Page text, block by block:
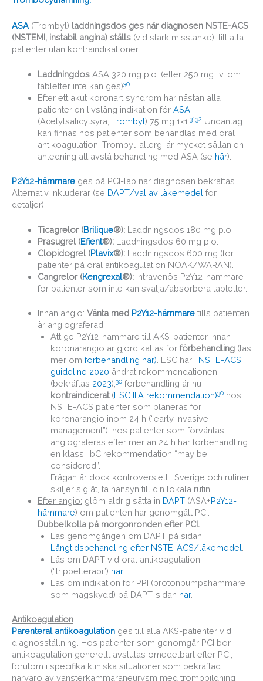
ASA (Trombyl) laddningsdos ges när diagnosen NSTE-ACS
(NSTEMI, instabil angina) ställs (vid stark misstanke), till alla
patienter utan kontraindikationer.
Laddningdos ASA 320 mg p.o. (eller 250 mg i.v. om
tabletter inte kan ges)30
Efter ett akut koronart syndrom har nästan alla
patienter en livslång indikation för ASA
(Acetylsalicylsyra, Trombyl) 75 mg 1×1. 3132 Undantag
kan finnas hos patienter som behandlas med oral
antikoagulation. Trombyl-allergi är mycket sällan en
anledning att avstå behandling med ASA (se här).
P2Y12-hämmare ges på PCI-lab när diagnosen bekräftas.
Alternativ inkluderar (se DAPT/val av läkemedel för
detaljer):
Ticagrelor (Brilique®):Laddningsdos 180 mg p.o.
Prasugrel (Efient®):Laddningsdos 60 mg p.o.
Clopidogrel (Plavix®):Laddningsdos 600 mg (för
patienter på oral antikoagulation NOAK/WARAN).
Cangrelor (Kengrexal®):Intravenös P2Y12-hämmare
för patienter som inte kan svälja/absorbera tabletter.
Innan angio: Vänta med P2Y12-hämmaretills patienten
är angiograferad:
Att ge P2Y12-hämmare till AKS-patienter innan
koronarangio är gjord kallas för förbehandling(läs
mer om förbehandling här) . ESC har i NSTE-ACS
guideline 2020 ändrat rekommendationen
(bekräftas 2023), 30förbehandling är nu
kontraindicerat (ESC IIIA rekommendation)30hos
NSTE-ACS patienter som planeras för
koronarangio inom 24 h (“early invasive
management”), hos patienter som förväntas
angiograferas efter mer än 24 h har förbehandling
en klass IIbC rekommendation “may be
considered”.
Frågan är dock kontroversiell i Sverige och rutiner
skiljer sig åt, ta hänsyn till din lokala rutin.
Efter angio: glöm aldrig sätta in DAPT(ASA+P2Y12-
hämmare) om patienten har genomgått PCI.
Dubbelkolla på morgonronden efter PCI.
Läs genomgången om DAPT på sidan
Långtidsbehandling efter NSTE-ACS/läkemedel
Läs om DAPT vid oral antikoagulation
(“trippelterapi”) här.
Läs om indikation för PPI (protonpumpshämmare
som magskydd) på DAPT-sidan här.
Antikoagulation
Parenteral antikoagulation ges till alla AKS-patienter vid
diagnosställning. Hos patienter som genomgår PCI bör
antikoagulation generellt avslutas omedelbart efter PCI,
förutom i specifika kliniska situationer som bekräftad
närvaro av vänsterkammaraneurysm med trombbildning